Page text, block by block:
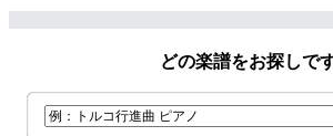
どの楽譜をお探しで